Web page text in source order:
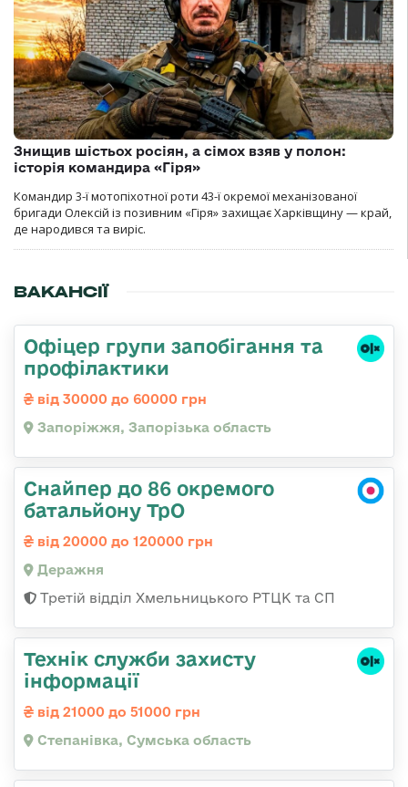
Знищив шістьох росіян, а сімох взяв у полон:
історія командира «Гіря»
Командир 3-ї мотопіхотної роти 43-ї окремої механізованої
бригади Олексій із позивним «Гіря» захищає Харківщину — край,
де народився та виріс.
ВАКАНСІЇ
Офіцер групи запобігання та
профілактики
від 30000 до 60000 грн
Запоріжжя, Запорізька область
Снайпер до 86 окремого
батальйону ТрО
від 20000 до 120000 грн
Деражня
Третій відділ Хмельницького РТЦК та СП
Технік служби захисту
інформації
від 21000 до 51000 грн
Степанівка, Сумська область